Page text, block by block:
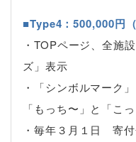
■Type4：500,000円（
・TOPページ、全施
ズ」表示
・「シンボルマーク
「もっち〜」と「こ
・毎年３月１日 寄